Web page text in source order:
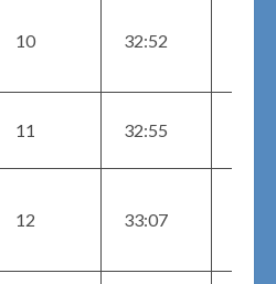
10 32:52
11 32:55
12 33:07